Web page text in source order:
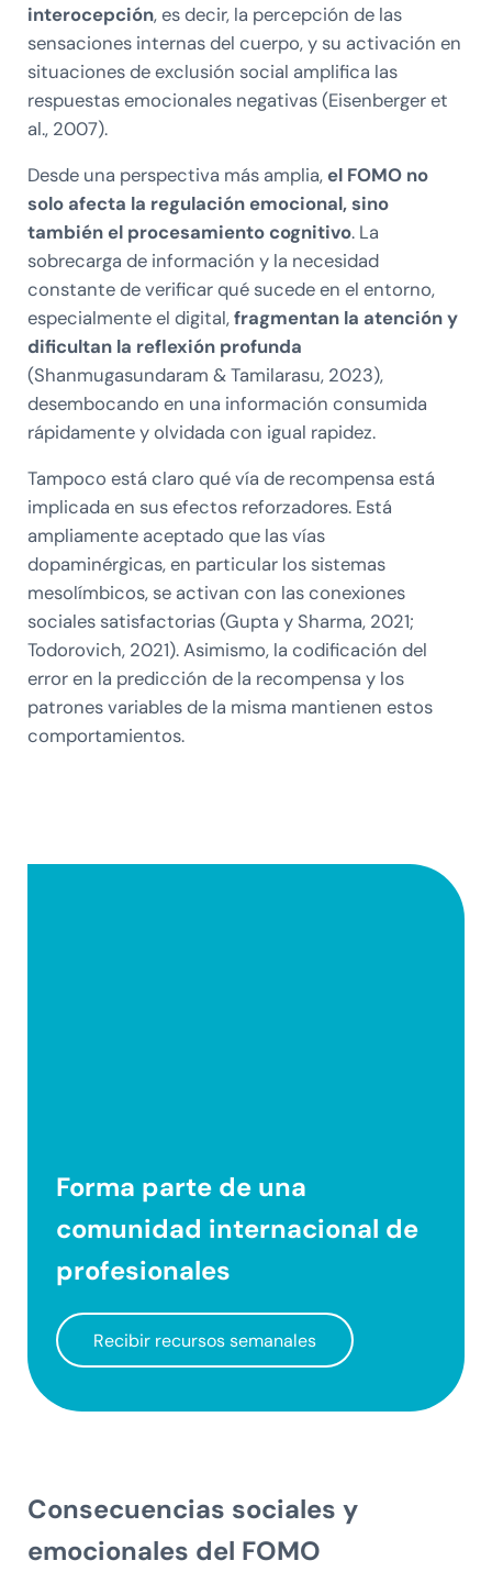
interocepción, es decir, la percepción de las
sensaciones internas del cuerpo, y su activación en
situaciones de exclusión social amplifica las
respuestas emocionales negativas (Eisenberger et
al., 2007).
Desde una perspectiva más amplia, el FOMO no
solo afecta la regulación emocional, sino
también el procesamiento cognitivo. La
sobrecarga de información y la necesidad
constante de verificar qué sucede en el entorno,
especialmente el digital,fragmentan la atención y
dificultan la reflexión profunda
(Shanmugasundaram & Tamilarasu, 2023),
desembocando en una información consumida
rápidamente y olvidada con igual rapidez.
Tampoco está claro qué vía de recompensa está
implicada en sus efectos reforzadores. Está
ampliamente aceptado que las vías
dopaminérgicas, en particular los sistemas
mesolímbicos, se activan con las conexiones
sociales satisfactorias (Gupta y Sharma, 2021;
Todorovich, 2021). Asimismo, la codificación del
error en la predicción de la recompensa y los
patrones variables de la misma mantienen estos
comportamientos.
Forma parte de una
comunidad internacional de
profesionales
Recibir recursos semanales
Consecuencias sociales y
emocionales del FOMO